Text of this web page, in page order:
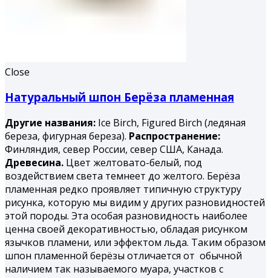
Close
Натуральный шпон Берёза пламенная
Другие названия: Ice Birch, Figured Birch (ледяная
береза, фигурная береза). Распространение:
Финляндия, север России, север США, Канада.
Древесина. Цвет желтовато-белый, под
воздействием света темнеет до желтого. Берёза
пламенная редко проявляет типичную структуру
рисунка, которую мы видим у других разновидностей
этой породы. Эта особая разновидность наиболее
ценна своей декоративностью, обладая рисунком
язычков пламени, или эффектом льда. Таким образом
шпон пламенной берёзы отличается от обычной
наличием так называемого муара, участков с